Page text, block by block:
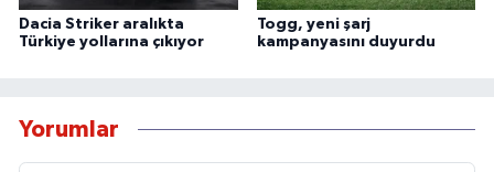
Dacia Striker aralıkta
Türkiye yollarına çıkıyor
Togg, yeni şarj
kampanyasını duyurdu
Yorumlar